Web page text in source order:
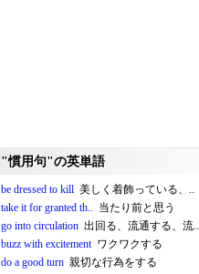
"慣用句"の英単語
be dressed to kill 美しく着飾っている、..
take it for granted th.. 当たり前と思う
go into circulation 出回る、流通する、流..
buzz with excitementワクワクする
do a good turn 親切な行為をする